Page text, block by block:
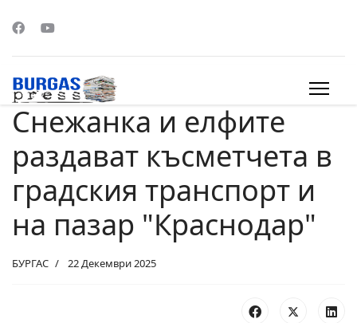
Снежанка и елфите
раздават късметчета в
градския транспорт и
на пазар "Краснодар"
БУРГАС 22 Декември 2025